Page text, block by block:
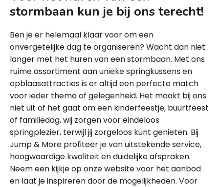
stormbaan kun je bij ons terecht!
Ben je er helemaal klaar voor om een
onvergetelijke dag te organiseren? Wacht dan niet
langer met het huren van een stormbaan. Met ons
ruime assortiment aan unieke springkussens en
opblaasattracties is er altijd een perfecte match
voor ieder thema of gelegenheid. Het maakt bij ons
niet uit of het gaat om een kinderfeestje, buurtfeest
of familiedag, wij zorgen voor eindeloos
springplezier, terwijl jij zorgeloos kunt genieten. Bij
Jump & More profiteer je van uitstekende service,
hoogwaardige kwaliteit en duidelijke afspraken.
Neem een kijkje op onze website voor het aanbod
en laat je inspireren door de mogelijkheden. Voor